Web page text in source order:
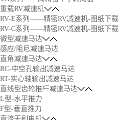
重载RV减速机
RV-E系列——精密RV减速机-图纸下载
RV-C系列——精密RV减速机-图纸下载
微型减速马达
感应/阻尼减速马达
直角减速马达
RC-中空孔输出减速马达
RT-实心轴输出减速马达
直线型齿轮推杆减速马达
L型-水平推力
F型-垂直推力